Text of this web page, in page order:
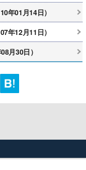
年01月14日）
年12月11日）
月30日）